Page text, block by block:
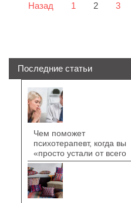
Назад 1 2 3
Последние статьи
Чем поможет
психотерапевт, когда вы
«просто устали от всего